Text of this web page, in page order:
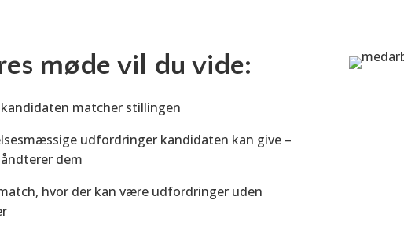
møde vil du vide:
matcher stillingen
udfordringer kandidaten kan give –
dem
hvor der kan være udfordringer uden